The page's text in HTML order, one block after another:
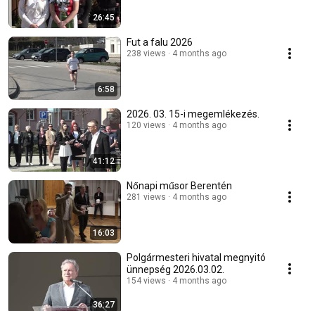
26:45
6:58
Fut a falu 2026
238 views 4 months ago
41:12
2026. 03. 15-i megemlékezés.
120 views 4 months ago
16:03
Nőnapi műsor Berentén
281 views 4 months ago
36:27
Polgármesteri hivatal megnyitó
ünnepség 2026.03.02.
154 views 4 months ago